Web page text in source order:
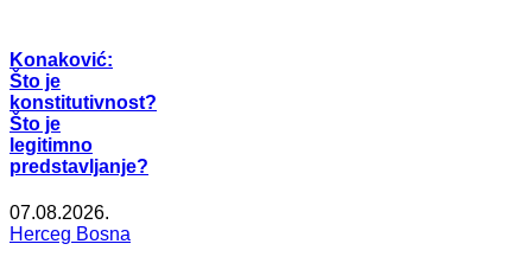
Konaković:
Što je
konstitutivnost?
Što je
legitimno
predstavljanje?
07.08.2026.
Herceg Bosna